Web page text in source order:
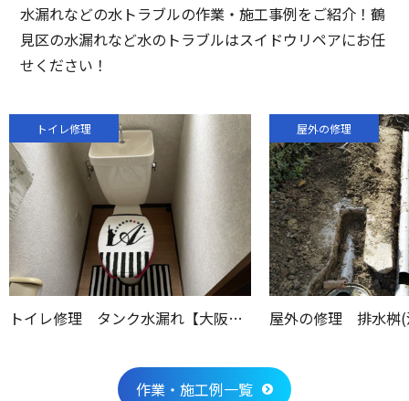
水漏れなどの水トラブルの作業・施工事例をご紹介！鶴
見区の水漏れなど水のトラブルはスイドウリペアにお任
せください！
トイレ修理
トイレ修理 タンク水漏れ【大阪府堺市北区】
屋外の修理
作業・施工例一覧